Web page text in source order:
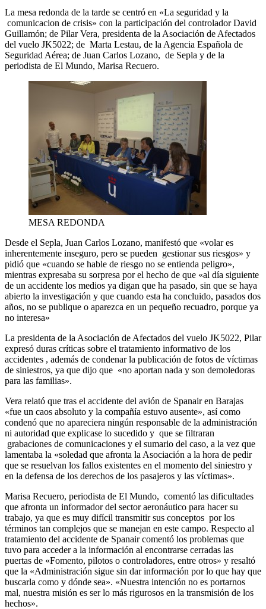
La mesa redonda de la tarde se centró en «La seguridad y la
comunicacion de crisis» con la participación del controlador David
Guillamón; de Pilar Vera, presidenta de la Asociación de Afectados
del vuelo JK5022; de Marta Lestau, de la Agencia Española de
Seguridad Aérea; de Juan Carlos Lozano, de Sepla y de la
periodista de El Mundo, Marisa Recuero.
MESA REDONDA
Desde el Sepla, Juan Carlos Lozano, manifestó que «volar es
inherentemente inseguro, pero se pueden gestionar sus riesgos» y
pidió que «cuando se hable de riesgo no se entienda peligro»,
mientras expresaba su sorpresa por el hecho de que «al día siguiente
de un accidente los medios ya digan que ha pasado, sin que se haya
abierto la investigación y que cuando esta ha concluido, pasados dos
años, no se publique o aparezca en un pequeño recuadro, porque ya
no interesa»
La presidenta de la Asociación de Afectados del vuelo JK5022, Pilar
expresó duras críticas sobre el tratamiento informativo de los
accidentes , además de condenar la publicación de fotos de víctimas
de siniestros, ya que dijo que «no aportan nada y son demoledoras
para las familias».
Vera relató que tras el accidente del avión de Spanair en Barajas
«fue un caos absoluto y la compañía estuvo ausente», así como
condenó que no apareciera ningún responsable de la administración
ni autoridad que explicase lo sucedido y que se filtraran
grabaciones de comunicaciones y el sumario del caso, a la vez que
lamentaba la «soledad que afronta la Asociación a la hora de pedir
que se resuelvan los fallos existentes en el momento del siniestro y
en la defensa de los derechos de los pasajeros y las víctimas».
Marisa Recuero, periodista de El Mundo, comentó las dificultades
que afronta un informador del sector aeronáutico para hacer su
trabajo, ya que es muy difícil transmitir sus conceptos por los
términos tan complejos que se manejan en este campo. Respecto al
tratamiento del accidente de Spanair comentó los problemas que
tuvo para acceder a la información al encontrarse cerradas las
puertas de «Fomento, pilotos o controladores, entre otros» y resaltó
que la «Administración sigue sin dar información por lo que hay que
buscarla como y dónde sea». «Nuestra intención no es portarnos
mal, nuestra misión es ser lo más rigurosos en la transmisión de los
hechos».